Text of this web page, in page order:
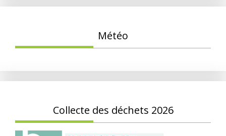
Météo
Collecte des déchets 2026